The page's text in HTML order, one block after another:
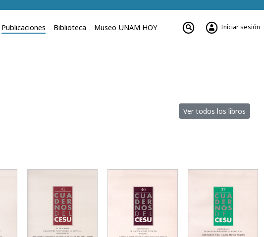
Publicaciones Biblioteca Museo UNAM HOY Iniciar sesión
Ver todos los libros